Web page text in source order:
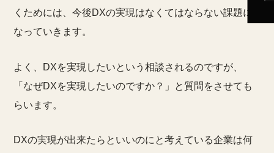
くためには、今後DXの実現はなくてはならない課題に
なっていきます。
よく、DXを実現したいという相談されるのですが、
「なぜDXを実現したいのですか？」と質問をさせても
らいます。
DXの実現が出来たらといいのにと考えている企業は何